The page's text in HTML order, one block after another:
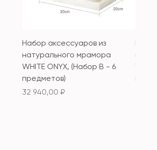
Набор аксессуаров из
натурального мрамора
WHITE ONYX, (Набор B - 6
предметов)
Цена
32 940,00 ₽